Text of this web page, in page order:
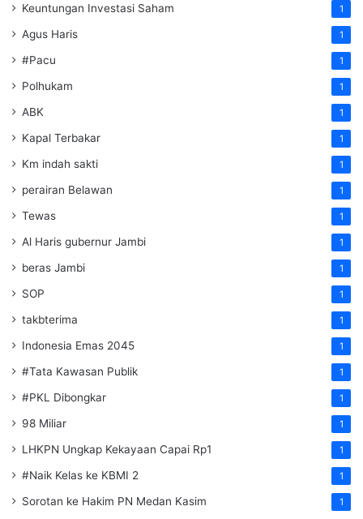
Keuntungan Investasi Saham 1
Agus Haris 1
#Pacu 1
Polhukam 1
ABK 1
Kapal Terbakar 1
Km indah sakti 1
perairan Belawan 1
Tewas 1
Al Haris gubernur Jambi 1
beras Jambi 1
SOP 1
takbterima 1
Indonesia Emas 2045 1
#Tata Kawasan Publik 1
#PKL Dibongkar 1
98 Miliar 1
LHKPN Ungkap Kekayaan Capai Rp1 1
#Naik Kelas ke KBMI 2 1
Sorotan ke Hakim PN Medan Kasim 1